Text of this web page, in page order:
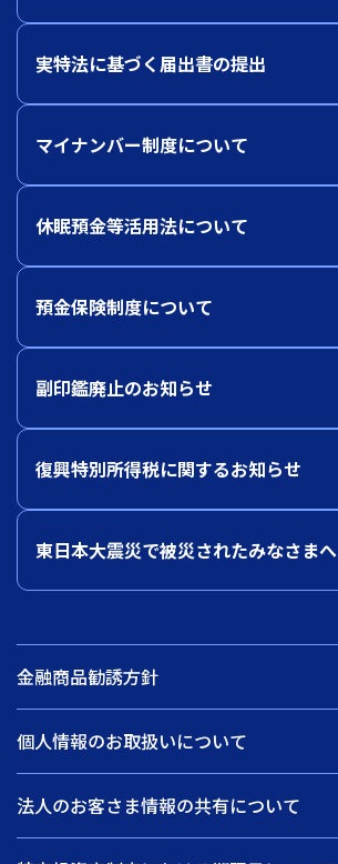
実特法に基づく届出書の提出
マイナンバー制度について
休眠預金等活用法について
預金保険制度について
副印鑑廃止のお知らせ
復興特別所得税に関するお知らせ
東日本大震災で被災されたみなさまへ
金融商品勧誘方針
個人情報のお取扱いについて
法人のお客さま情報の共有について